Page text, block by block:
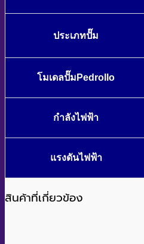
ประเภทปั๊ม
โมเดลปั๊มPedrollo
กำลังไฟฟ้า
แรงดันไฟฟ้า
สินค้าที่เกี่ยวข้อง